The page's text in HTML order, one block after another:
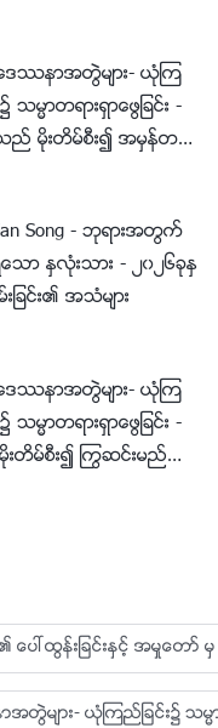
ဒႆနာအတြဲမ်ား- ယုံၾက
သမၼာတရားရွာေဖြျခင္း -
မိုးတိမ္စီး၍ အမွန္တက
Song - ဘုရားအတြက္
ေသာ ႏွလုံးသား - ၂၀၂၆ခုႏွ
မ္းျခင္း၏ အသံမ်ား
ဒႆနာအတြဲမ်ား- ယုံၾက
သမၼာတရားရွာေဖြျခင္း -
းတိမ္စီး၍ ႂကြဆင္းမည္ကို
ထြန္းျခင္းႏွင့္ အမႈေတာ္ မွ
ြဲမ်ား- ယုံၾကည္ျခင္း၌ သမၼာတ